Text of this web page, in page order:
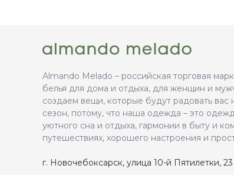
Almando Melado – российская торговая
белья для дома и отдыха, для женщин и
создаем вещи, которые будут радовать вас
сезон, потому, что наша одежда – это
уютного сна и отдыха, гармонии в быту и
путешествиях, хорошего настроения и
г. Новочебоксарск, улица 10-й Пятилетки, 23